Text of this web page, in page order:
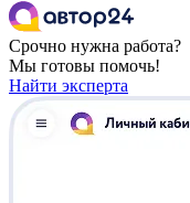
Срочно нужна работа?
Мы готовы помочь!
Найти эксперта